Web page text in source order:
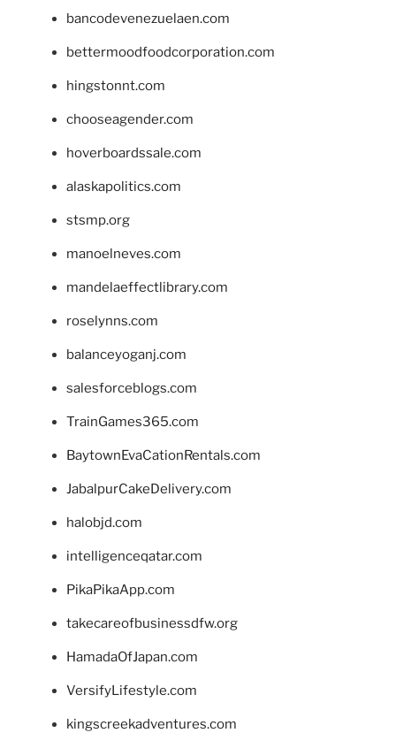
bancodevenezuelaen.com
bettermoodfoodcorporation.com
hingstonnt.com
chooseagender.com
hoverboardssale.com
alaskapolitics.com
stsmp.org
manoelneves.com
mandelaeffectlibrary.com
roselynns.com
balanceyoganj.com
salesforceblogs.com
TrainGames365.com
BaytownEvaCationRentals.com
JabalpurCakeDelivery.com
halobjd.com
intelligenceqatar.com
PikaPikaApp.com
takecareofbusinessdfw.org
HamadaOfJapan.com
VersifyLifestyle.com
kingscreekadventures.com